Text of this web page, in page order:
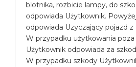
blotnika, rozbicie lampy, do
odpowiada Użytkownik.
odpowiada Uzyczający pojazd z
W przypadku użytkowania
Użytkownik odpowiada za
W przypadku szkody